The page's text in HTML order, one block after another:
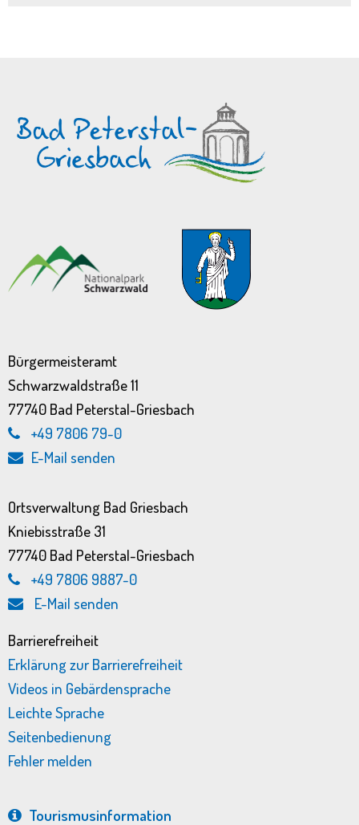
Bürgermeisteramt
Schwarzwaldstraße 11
77740 Bad Peterstal-Griesbach
+49 7806 79-0
E-Mail senden
Ortsverwaltung Bad Griesbach
Kniebisstraße 31
77740 Bad Peterstal-Griesbach
+49 7806 9887-0
E-Mail senden
Barrierefreiheit
Erklärung zur Barrierefreiheit
Videos in Gebärdensprache
Leichte Sprache
Seitenbedienung
Fehler melden
Tourismus­information